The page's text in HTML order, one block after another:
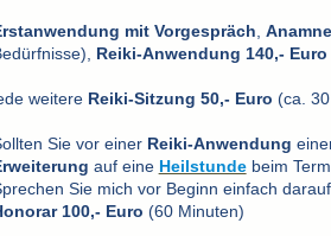
mit Vorgespräch
Reiki-Anwendung 140,- Euro
weitere Reiki-Sitzung 50,- Euro (ca.
Sie vor einer Reiki-Anwendung
auf eine Heilstunde beim
Sie mich vor Beginn einfach darauf
100,- Euro (60 Minuten)